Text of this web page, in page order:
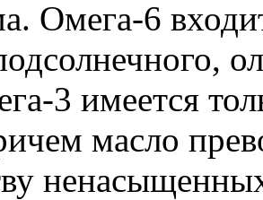
Омега-6
3 имеется
масло